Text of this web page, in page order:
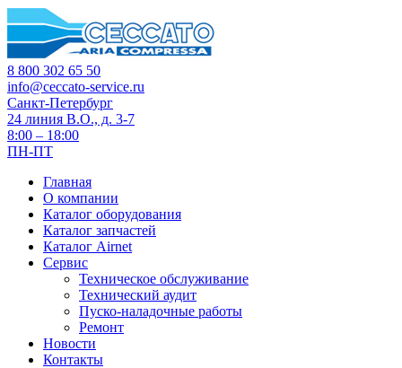
8 800 302 65 50
info@ceccato-service.ru
Санкт-Петербург
24 линия В.О., д. 3-7
8:00 – 18:00
ПН-ПТ
Главная
О компании
Каталог оборудования
Каталог запчастей
Каталог Airnet
Сервис
Техническое обслуживание
Технический аудит
Пуско-наладочные работы
Ремонт
Новости
Контакты